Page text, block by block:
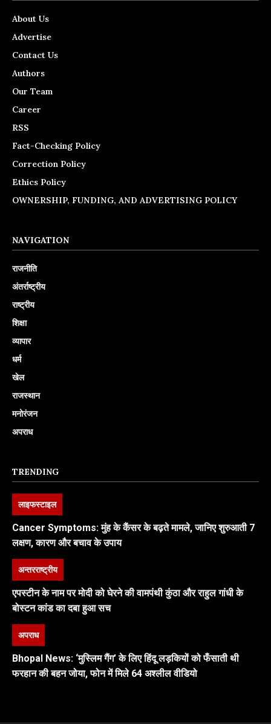
About Us
Advertise
Contact Us
Authors
Our Team
Career
RSS
Fact-Checking Policy
Correction Policy
Ethics Policy
OWNERSHIP, FUNDING, AND ADVERTISING POLICY
NAVIGATION
राजनीति
अंतर्राष्ट्रीय
राष्ट्रीय
शिक्षा
व्यापार
धर्म
खेल
राजस्थान
मनोरंजन
अपराध
TRENDING
लाइफस्टाइल
Cancer Symptoms: मुंह के कैंसर के बढ़ते मामले, जानिए शुरुआती 7
लक्षण, कारण और बचाव के उपाय
अन्तरराष्ट्रीय
एपस्टीन के नाम पर मोदी को घेरने की वामपंथी कुंठा और राहुल गांधी के
बोस्टन कांड का दबा हुआ सच
अपराध
Bhopal News: ‘मुस्लिम गैंग’ के लिए हिंदू लड़कियों को फँसाती थी
फरहान की बहन जोया, फोन में मिले 64 अश्लील वीडियो